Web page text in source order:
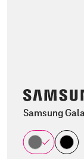
Samsung